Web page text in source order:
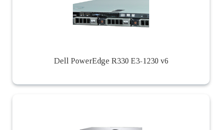
Dell PowerEdge R330 E3-1230 v6